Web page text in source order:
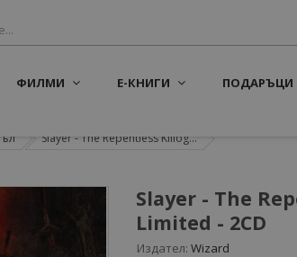
ФИЛМИ Е-КНИГИ ПОДАРЪЦИ
Slayer - The Repentless Killog...
Slayer - The
Limited - 2CD
Издател: Wizard